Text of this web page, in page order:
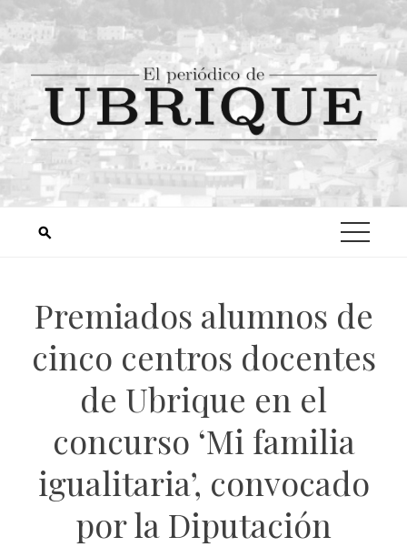
Premiados alumnos de
cinco centros docentes
de Ubrique en el
concurso ‘Mi familia
igualitaria’, convocado
por la Diputación